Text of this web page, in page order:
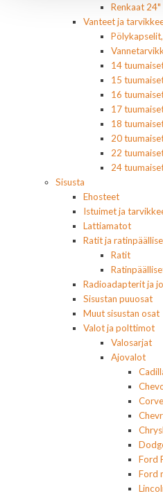
Renkaat 24"
Vanteet ja
14
15
16
17
18
20
22
24
Sisusta
Ehosteet
Istuimet ja
Lattiamatot
Ratit ja
Ratit
Radioadapterit ja
Sisustan puuosat
Muut sisustan osat
Valot ja polttimot
Valosarjat
Ajovalot
Ford
Ford